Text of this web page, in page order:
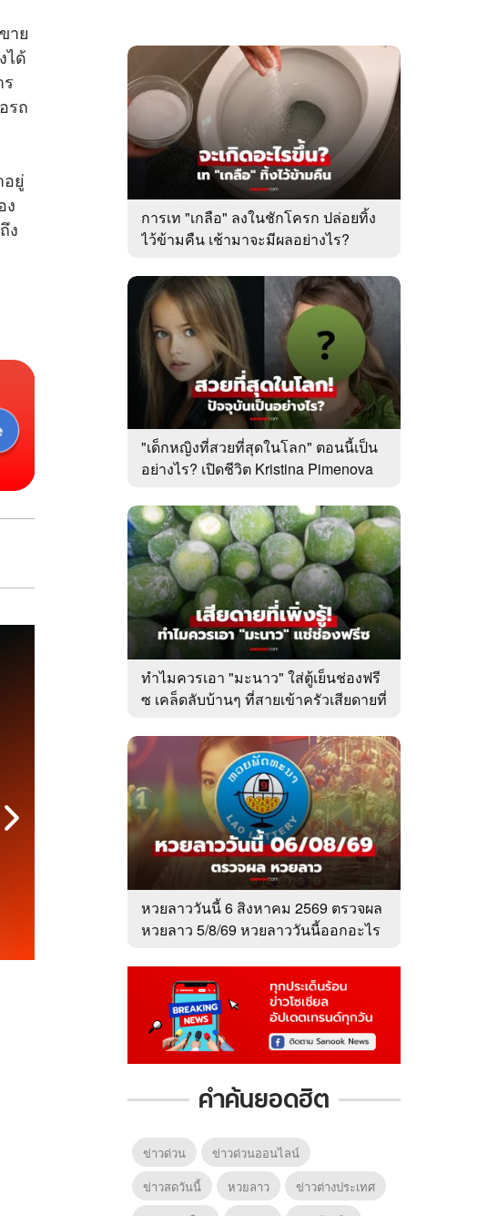
าย
ได้
รถ
ยู่
ง
ง
5 6 หากวินาทีนั้นไม่
พบเธอ (พากย์
ไทย) 7 ซอโซ่ล่ามธีร์
(Uncut Ver.)
การเท "เกลือ" ลงในชักโครก ปล่อยทิ้ง
ไว้ข้ามคืน เช้ามาจะมีผลอย่างไร?
"เด็กหญิงที่สวยที่สุดในโลก" ตอนนี้เป็น
อย่างไร? เปิดชีวิต Kristina Pimenova
ทำไมควรเอา "มะนาว" ใส่ตู้เย็นช่องฟรี
ซ เคล็ดลับบ้านๆ ที่สายเข้าครัวเสียดายที่
หวยลาววันนี้ 6 สิงหาคม 2569 ตรวจผล
หวยลาว 5/8/69 หวยลาววันนี้ออกอะไร
คำค้นยอดฮิต
ข่าวด่วน
ข่าวด่วนออนไลน์
ข่าวสดวันนี้
หวยลาว
ข่าวต่างประเทศ